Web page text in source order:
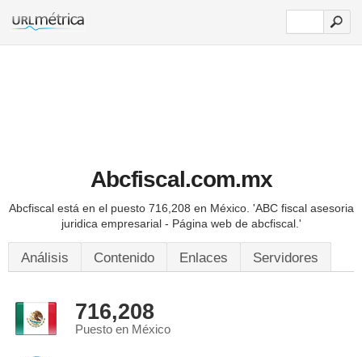
Abcfiscal.com.mx
Abcfiscal está en el puesto 716,208 en México. 'ABC fiscal asesoria
juridica empresarial - Página web de abcfiscal.'
Análisis Contenido Enlaces Servidores
716,208
Puesto en México